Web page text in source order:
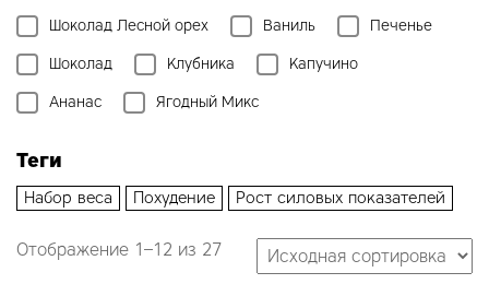
Шоколад Лесной орех Ваниль Печенье
Шоколад Клубника Капучино
Ананас Ягодный Микс
Теги
Набор веса Похудение Рост силовых показателей
Отображение 1–12 из 27